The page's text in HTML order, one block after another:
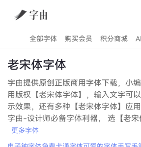
全部字体 购买会员 积分商城
老宋体字体
字由提供原创正版商用字体下载，小
用版权【老宋体字体】，输入文字可
示效果，还有多种【老宋体字体】应
字由-设计师必备字体利器， 选【老宋
更多字体